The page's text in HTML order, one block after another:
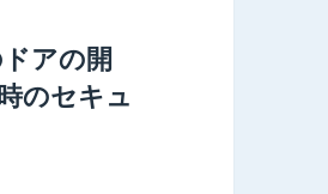
アの開
のセキュ